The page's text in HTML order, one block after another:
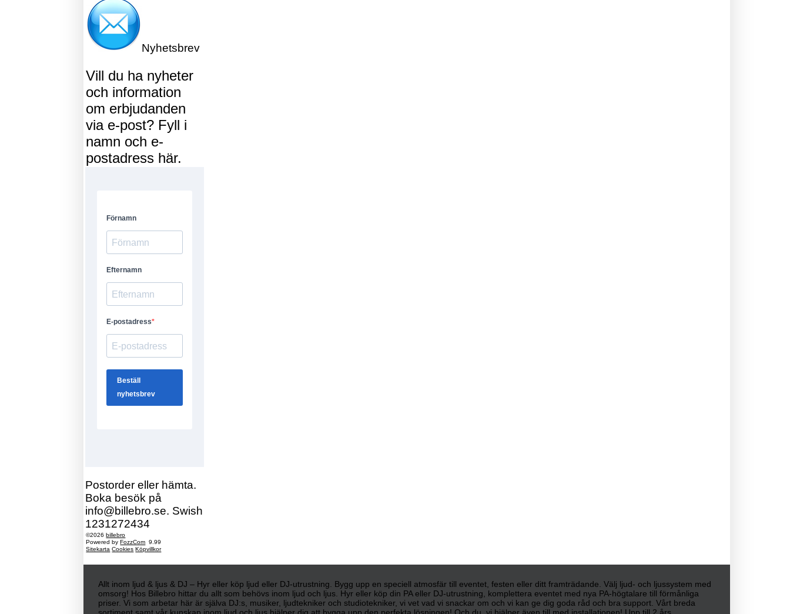
Nyhetsbrev
Vill du ha nyheter
och information
om erbjudanden
via e-post? Fyll i
namn och e-
postadress här.
Postorder eller hämta.
Boka besök på
info@billebro.se. Swish
1231272434
©2026billebro
Powered byFozzCom 9.99
Sitekarta Cookies Köpvillkor
Allt inom ljud & ljus & DJ – Hyr eller köp ljud eller DJ-utrustning. Bygg upp en speciell atmosfär till eventet, festen eller ditt framträdande. Välj ljud- och ljussystem med
omsorg! Hos Billebro hittar du allt som behövs inom ljud och ljus. Hyr eller köp din PA eller DJ-utrustning, komplettera eventet med nya PA-högtalare till förmånliga
priser. Vi som arbetar här är själva DJ:s, musiker, ljudtekniker och studiotekniker, vi vet vad vi snackar om och vi kan ge dig goda råd och bra support. Vårt breda